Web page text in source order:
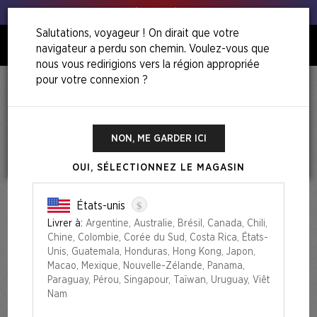
0
Politique de
confidentialité de la
Boutique en ligne
CE DOCUMENT FAIT PARTIE INTÉGRANTE DES CONDITIONS DE
VENTE DU MAGASIN ET NE CONSTITUE PAS UN ACCORD
INDÉPENDANT. LES TERMES DEFINIS DANS LES CONDITIONS DE
VENTE ONT LE MEME SENS QUE CEUX DE CE DOCUMENT DE
POLITIQUE DE CONFIDENTIALITE.
Salutations, voyageur ! On dirait que votre
navigateur a perdu son chemin. Voulez-vous que
nous vous redirigions vers la région appropriée
pour votre connexion ?
NON, ME GARDER ICI
OUI, SÉLECTIONNEZ LE MAGASIN
États-unis $
Livrer à: Argentine, Australie, Brésil, Canada, Chili,
Chine, Colombie, Corée du Sud, Costa Rica, États-
Unis, Guatemala, Honduras, Hong Kong, Japon,
Macao, Mexique, Nouvelle-Zélande, Panama,
Paraguay, Pérou, Singapour, Taïwan, Uruguay, Viêt
Nam